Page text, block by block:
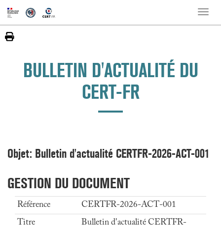
Toggle
BULLETIN D'ACTUALITÉ DU
CERT-FR
Objet: Bulletin d'actualité CERTFR-2026-ACT-001
GESTION DU DOCUMENT
Référence
CERTFR-2026-ACT-001
Titre
Bulletin d'actualité CERTFR-